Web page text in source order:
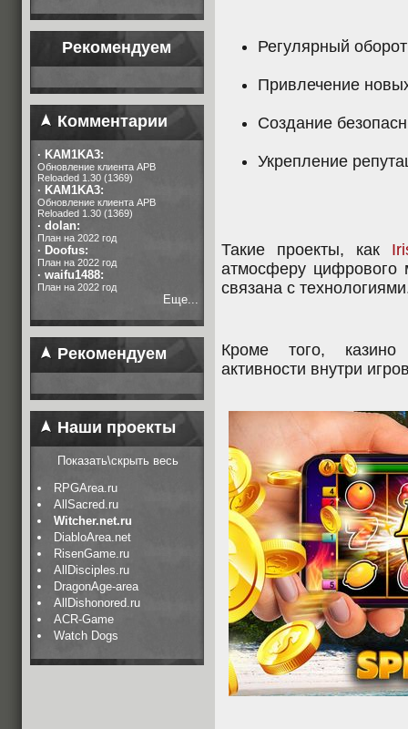
Рекомендуем
Комментарии
· KAM1KA3:
Обновление клиента APB
Reloaded 1.30 (1369)
· KAM1KA3:
Обновление клиента APB
Reloaded 1.30 (1369)
· dolan:
План на 2022 год
· Doofus:
План на 2022 год
· waifu1488:
План на 2022 год
Еще...
Рекомендуем
Наши проекты
Показать\скрыть весь
RPGArea.ru
AllSacred.ru
Witcher.net.ru
DiabloArea.net
RisenGame.ru
AllDisciples.ru
DragonAge-area
AllDishonored.ru
ACR-Game
Watch Dogs
Регулярный
Привлечение
Создание
Укрепление
Такие проекты, как
атмосферу цифрового
связана с
Кроме того, казино
активности внутри